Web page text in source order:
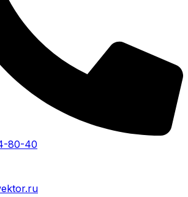
80-40